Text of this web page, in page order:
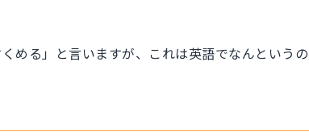
める」と言いますが、これは英語でなんというの